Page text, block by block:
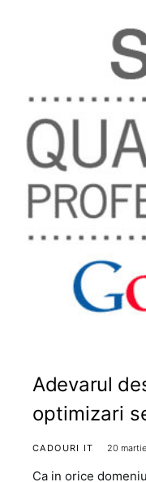
Adevarul
optimizari
CADOURI IT 20
Ca in orice